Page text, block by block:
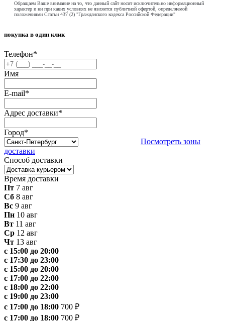
Обращаем Ваше внимание на то, что данный сайт носит исключительно информационный
характер и ни при каких условиях не является публичной офертой, определяемой
положениями Статьи 437 (2) "Гражданского кодекса Российской Федерации"
покупка в один клик
Телефон*
Имя
E-mail*
Адрес доставки*
Город*
Посмотреть зоны
доставки
Способ доставки
Время доставки
Пт 7 авг
Сб 8 авг
Вс 9 авг
Пн 10 авг
Вт 11 авг
Ср 12 авг
Чт 13 авг
с 15:00 до 20:00
с 17:30 до 23:00
с 15:00 до 20:00
с 17:00 до 22:00
с 18:00 до 22:00
с 19:00 до 23:00
с 17:00 до 18:00 700 ₽
с 17:00 до 18:00 700 ₽